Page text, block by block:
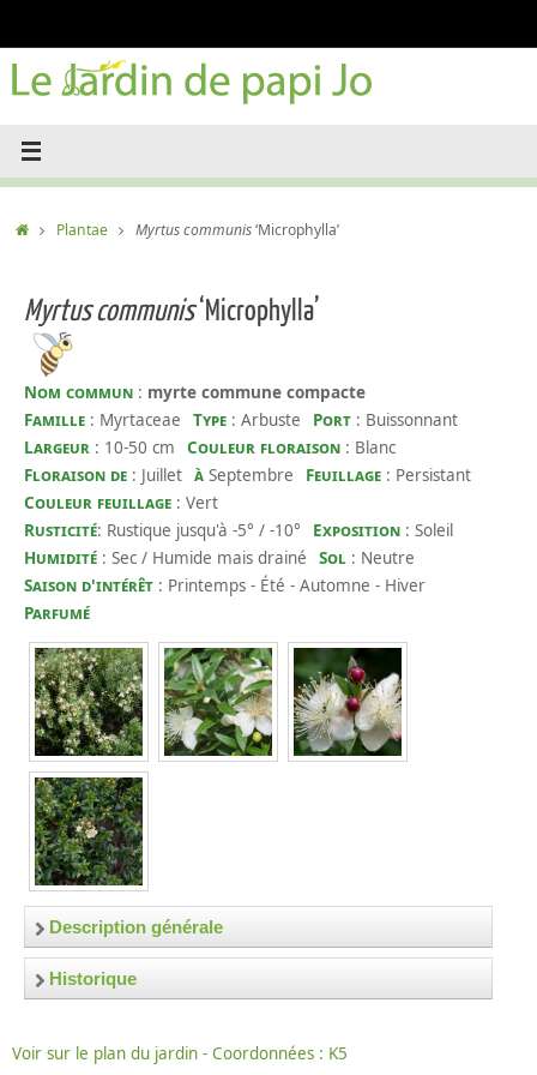
contenu
AccueilPlantae Myrtus communis‘Microphylla’
Myrtus communis‘Microphylla’
Nom commun : myrte commune compacte
Famille : Myrtaceae Type : Arbuste Port : Buissonnant
Largeur : 10-50 cm Couleur floraison : Blanc
Floraison de : Juillet à Septembre Feuillage : Persistant
Couleur feuillage : Vert
Rusticité: Rustique jusqu'à -5° / -10° Exposition : Soleil
Humidité : Sec / Humide mais drainé Sol : Neutre
Saison d'intérêt : Printemps - Été - Automne - Hiver
Parfumé
Description générale
Synonymes:
Myrtus communissubsp.tarentina, Tarentum myrtle,
Reitenbach’
Historique
(juillet-août).
Voir sur le plan du jardin - Coordonnées : K5